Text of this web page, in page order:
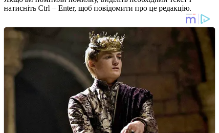
натисніть Ctrl + Enter, щоб повідомити про це редакцію.